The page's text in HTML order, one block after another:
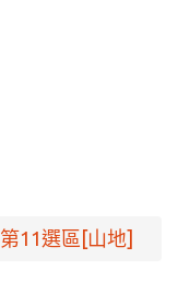
第11選區[山地]